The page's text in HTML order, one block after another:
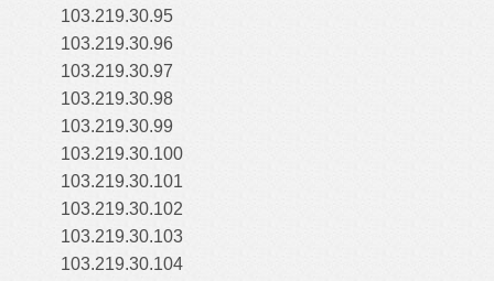
103.219.30.95
103.219.30.96
103.219.30.97
103.219.30.98
103.219.30.99
103.219.30.100
103.219.30.101
103.219.30.102
103.219.30.103
103.219.30.104